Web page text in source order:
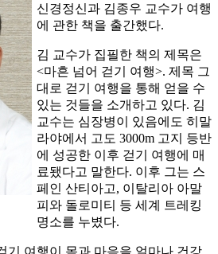
신경정신과 김종우 교수가 여행
에 관한 책을 출간했다.
김 교수가 집필한 책의 제목은
<마흔 넘어 걷기 여행>. 제목 그
대로 걷기 여행을 통해 얻을 수
있는 것들을 소개하고 있다. 김
교수는 심장병이 있음에도 히말
라야에서 고도 3000m 고지 등반
에 성공한 이후 걷기 여행에 매
료됐다고 말한다. 이후 그는 스
페인 산티아고, 이탈리아 아말
피와 돌로미티 등 세계 트레킹
명소를 누볐다.